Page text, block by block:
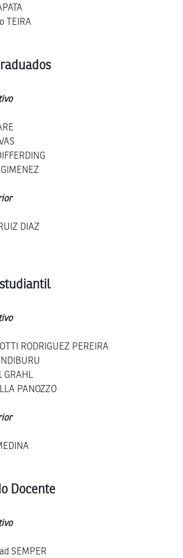
TEIRA
DIAZ
RODRIGUEZ PEREIRA
GRAHL
PANOZZO
Docente
SEMPER